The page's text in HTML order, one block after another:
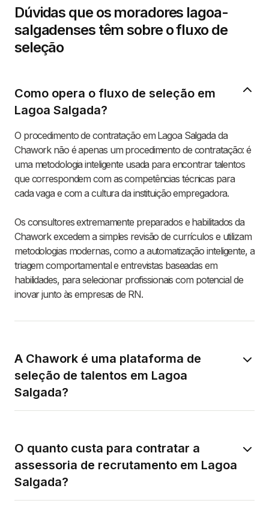
Dúvidas que os moradores lagoa-
salgadenses têm sobre o fluxo de
seleção
Como opera o fluxo de seleção em
Lagoa Salgada?
O procedimento de contratação em Lagoa Salgada da
Chawork não é apenas um procedimento de contratação: é
uma metodologia inteligente usada para encontrar talentos
que correspondem com as competências técnicas para
cada vaga e com a cultura da instituição empregadora.
Os consultores extremamente preparados e habilitados da
Chawork excedem a simples revisão de currículos e utilizam
metodologias modernas, como a automatização inteligente, a
triagem comportamental e entrevistas baseadas em
habilidades, para selecionar profissionais com potencial de
inovar junto às empresas de RN.
A Chawork é uma plataforma de
seleção de talentos em Lagoa
Salgada?
O quanto custa para contratar a
assessoria de recrutamento em Lagoa
Salgada?